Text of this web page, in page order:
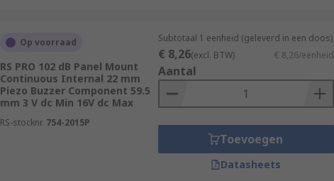
Op voorraad
RS PRO 102 dB Panel Mount
Continuous Internal 22 mm
Piezo Buzzer Component 59.5
mm 3 V dc Min 16V dc Max
RS-stocknr. 754-2015P
Subtotaal 1 eenheid (geleverd in een doos)
€ 8,26(excl. BTW) € 8,26/eenheid
Aantal
Toevoegen
Datasheets